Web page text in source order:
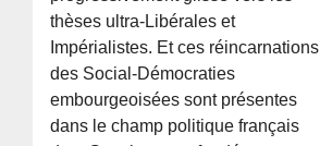
thèses ultra-Libérales et
Impérialistes. Et ces réincarnations
des Social-Démocraties
embourgeoisées sont présentes
dans le champ politique français